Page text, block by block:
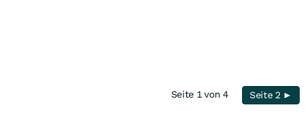
Seite 1 von 4 Seite 2 ►